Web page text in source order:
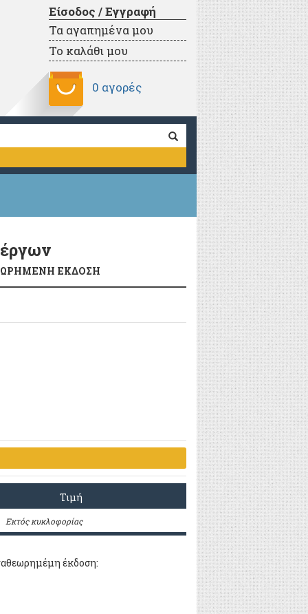
Είσοδος / Εγγραφή
Τα αγαπημένα μου
Το καλάθι μου
0 αγορές
έργων
ΕΚΔΟΣΗ
Τιμή
Εκτός κυκλοφορίας
έκδοση: